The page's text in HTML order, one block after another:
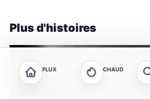
Plus d'histoires
FLUX CHAUD